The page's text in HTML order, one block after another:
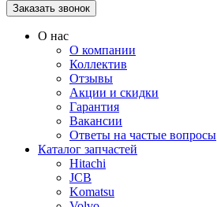
О нас
О компании
Коллектив
Отзывы
Акции и скидки
Гарантия
Вакансии
Ответы на частые вопросы
Каталог запчастей
Hitachi
JCB
Komatsu